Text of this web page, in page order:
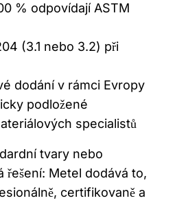
% odpovídají ASTM
(3.1 nebo 3.2) při
dodání v rámci Evropy
podložené
specialistů
tvary nebo
řešení: Metel dodává to,
certifikovaně a